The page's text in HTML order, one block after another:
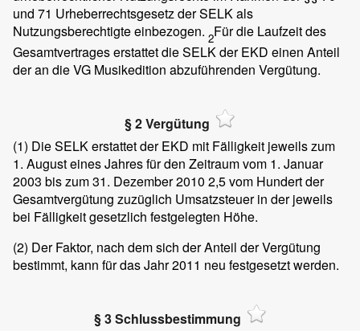
und 71 Urheberrechtsgesetz der SELK als
Nutzungsberechtigte einbezogen. 2Für die Laufzeit des
Gesamtvertrages erstattet die SELK der EKD einen Anteil
der an die VG Musikedition abzuführenden Vergütung.
§ 2 Vergütung
(1) Die SELK erstattet der EKD mit Fälligkeit jeweils zum
1. August eines Jahres für den Zeitraum vom 1. Januar
2003 bis zum 31. Dezember 2010 2,5 vom Hundert der
Gesamtvergütung zuzüglich Umsatzsteuer in der jeweils
bei Fälligkeit gesetzlich festgelegten Höhe.
(2) Der Faktor, nach dem sich der Anteil der Vergütung
bestimmt, kann für das Jahr 2011 neu festgesetzt werden.
§ 3 Schlussbestimmung